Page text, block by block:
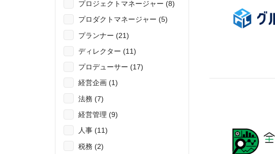
プロジェクトマネージャー (8)
プロダクトマネージャー (5)
プランナー (21)
ディレクター (11)
プロデューサー (17)
経営企画 (1)
法務 (7)
経営管理 (9)
人事 (11)
税務 (2)